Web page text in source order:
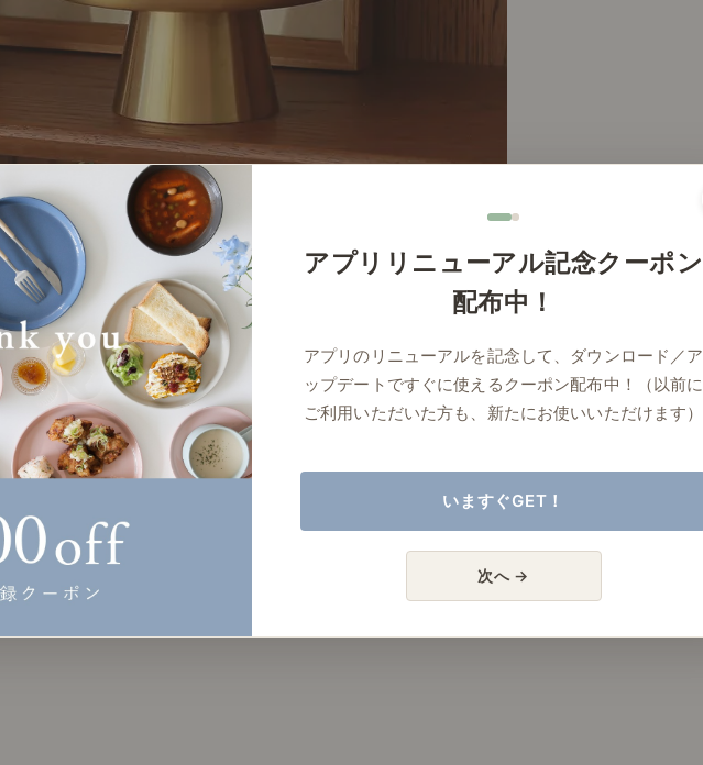
アプリリニューアル記念クーポン
配布中！
アプリのリニューアルを記念して、ダウンロード／ア
ップデートですぐに使えるクーポン配布中！（以前に
ご利用いただいた方も、新たにお使いいただけます）
いますぐGET！
次へ →